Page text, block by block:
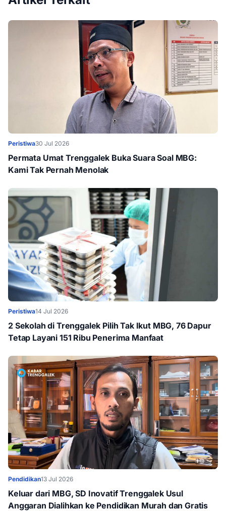
Peristiwa30 Jul 2026
Permata Umat Trenggalek Buka Suara Soal MBG:
Kami Tak Pernah Menolak
Peristiwa14 Jul 2026
2 Sekolah di Trenggalek Pilih Tak Ikut MBG, 76 Dapur
Tetap Layani 151 Ribu Penerima Manfaat
Pendidikan13 Jul 2026
Keluar dari MBG, SD Inovatif Trenggalek Usul
Anggaran Dialihkan ke Pendidikan Murah dan Gratis